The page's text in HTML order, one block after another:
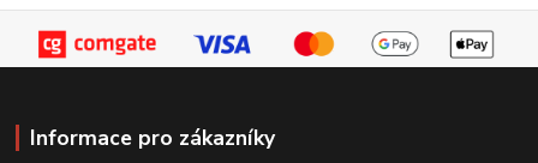
Informace pro zákazníky